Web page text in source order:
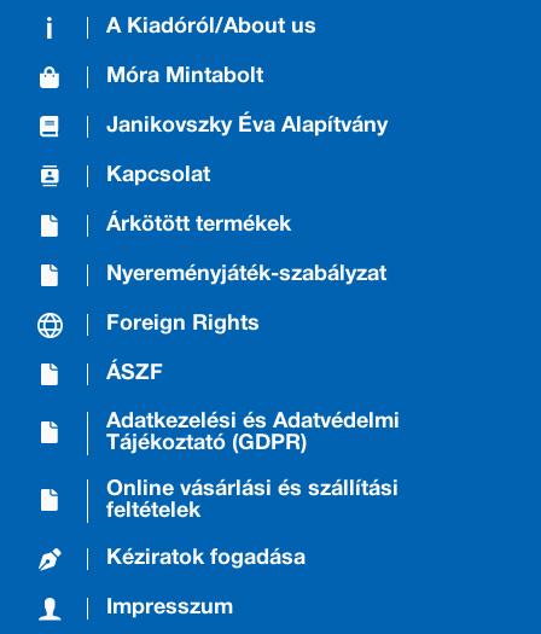
A Kiadóról/About us
Móra Mintabolt
Janikovszky Éva Alapítvány
Kapcsolat
Árkötött termékek
Nyereményjáték-szabályzat
Foreign Rights
ÁSZF
Adatkezelési és Adatvédelmi
Tájékoztató (GDPR)
Online vásárlási és szállítási
feltételek
Kéziratok fogadása
Impresszum